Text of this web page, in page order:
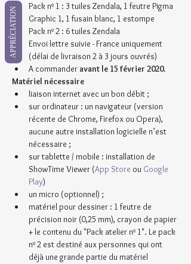
Pack nº 1 : 3 tuiles Zendala, 1 feutre Pigma
Graphic 1, 1 fusain blanc, 1 estompe
Pack nº 2 : 6 tuiles Zendala
Envoi lettre suivie - France uniquement
(délai de livraison 2 à 3 jours ouvrés)
A commander avant le 15 février 2020.
Matériel nécessaire
liaison internet avec un bon débit ;
sur ordinateur : un navigateur (version
récente de Chrome, Firefox ou Opera),
aucune autre installation logicielle n’est
nécessaire ;
sur tablette / mobile : installation de
ShowTime Viewer (App Store ou Google
Play)
un micro (optionnel) ;
matériel pour dessiner : 1 feutre de
précision noir (0,25 mm), crayon de papier
+ le contenu du "Pack atelier nº 1". Le pack
nº 2 est destiné aux personnes qui ont
déjà une grande partie du matériel
APPRÉCIATION